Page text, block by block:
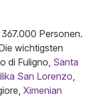
Personen.
wichtigsten
di Fuligno, Santa
San Lorenzo,
Ximenian